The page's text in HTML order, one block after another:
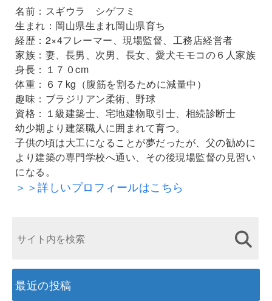
名前：スギウラ シゲフミ
生まれ：岡山県生まれ岡山県育ち
経歴：2×4フレーマー、現場監督、工務店経営者
家族：妻、長男、次男、長女、愛犬モモコの６人家族
身長：１７０cm
体重：６７kg（腹筋を割るために減量中）
趣味：ブラジリアン柔術、野球
資格：１級建築士、宅地建物取引士、相続診断士
幼少期より建築職人に囲まれて育つ。
子供の頃は大工になることが夢だったが、父の勧めに
より建築の専門学校へ通い、その後現場監督の見習い
になる。
＞＞詳しいプロフィールはこちら
最近の投稿